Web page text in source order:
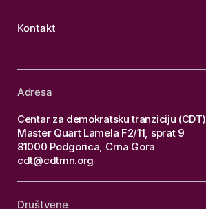
Kontakt
Adresa
Centar za demokratsku tranziciju (CDT)
Master Quart Lamela F2/11, sprat 9
81000 Podgorica, Crna Gora
cdt@cdtmn.org
Društvene